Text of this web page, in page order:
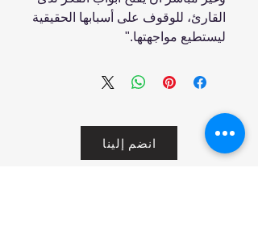
القارئ، للوقوف على أسبابها الحقيقية
ليستطيع مواجهتها."
انضم إلينا